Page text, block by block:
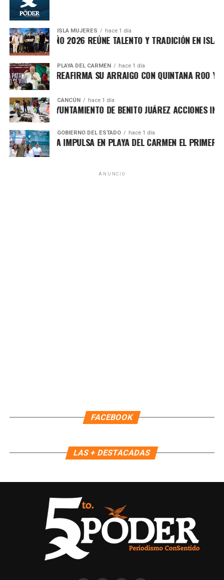
de beneficiarios
ISLA MUJERES hace 1 día
CEVICHE ISLEÑO 2026 REÚNE TALENTO Y TRADICIÓN EN ISLA
PLAYA DEL CARMEN hace 1 día
RAFA MARÍN REAFIRMA SU ARRAIGO CON QUINTANA ROO Y
CANCÚN hace 1 día
FORTALECE AYUNTAMIENTO DE BENITO JUÁREZ ACCIONES
GOBIERNO DEL ESTADO hace 1 día
MARA LEZAMA IMPULSA EN PLAYA DEL CARMEN EL PRIMER
ANUNCIO
FACEBOOK
LAS + DESTACADAS